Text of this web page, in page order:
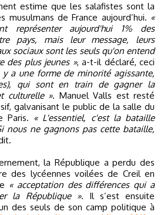
estime que les salafistes sont la
de France aujourd’hui. «
représenter aujourd'hui 1% des
pays, mais leur message, leurs
sociaux sont les seuls qu'on entend
des plus jeunes », a-t-il déclaré, ceci
y a une forme de minorité agissante,
qui sont en train de gagner la
culturelle ». Manuel Valls est resté
galvanisant le public de la salle du
Paris. « L'essentiel, c'est la bataille
nous ne gagnons pas cette bataille,
la République a perdu des
des lycéennes voilées de Creil en
« acceptation des différences qui a
la République ». Il s’est ensuite
des seuls de son camp politique à